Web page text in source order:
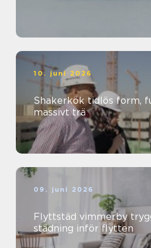
10. juni 2026
Shakerkök tidlös form, funktion och
massivt trä
09. juni 2026
Flyttstäd vimmerby trygg och noggrann
städning inför flytten